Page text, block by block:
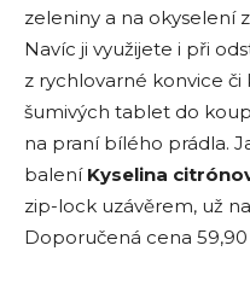
zeleniny a na okyselení
Navíc ji využijete i při
z rychlovarné konvice či
šumivých tablet do
na praní bílého prádla.
balení Kyselina
zip-lock uzávěrem, už
Doporučená cena 59,90